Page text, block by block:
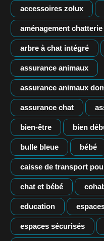
accessoires zolux
aménagement chatterie
arbre à chat intégré
assurance animaux
assurance animaux
assurance chat
bien-être bien
bulle bleue bébé
caisse de transport
chat et bébé
education
espaces sécurisés